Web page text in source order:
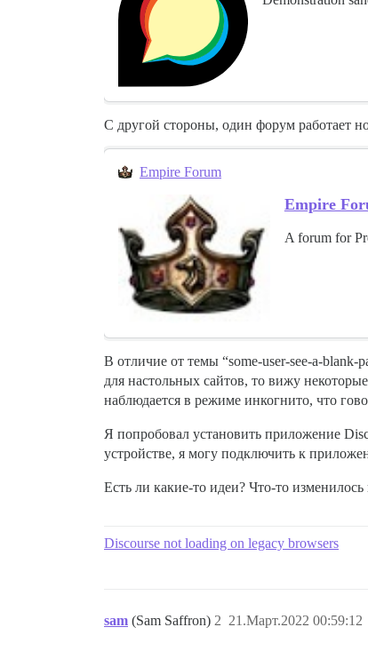
С другой стороны, один форум работает
Empire Forum
Empire
A forum for
В отличие от темы “some-user-see-a-
для настольных сайтов, то вижу
наблюдается в режиме инкогнито, что
Я попробовал установить приложение
устройстве, я могу подключить к
Есть ли какие-то идеи? Что-то
Discourse not loading on legacy browsers
sam (Sam Saffron) 21.Март.2022 00:59:12
2